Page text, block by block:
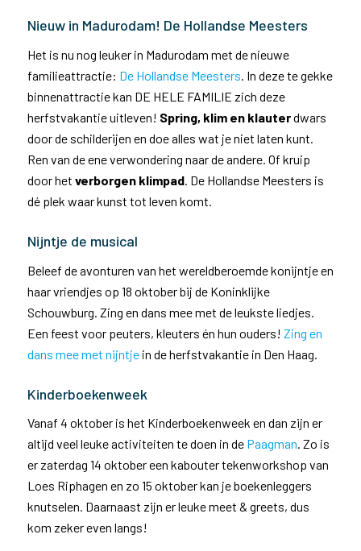
Nieuw in Madurodam! De Hollandse Meesters
Het is nu nog leuker in Madurodam met de nieuwe
familieattractie: De Hollandse Meesters. In deze te gekke
binnenattractiekan DE HELE FAMILIE zich deze
herfstvakantie uitleven! Spring, klim en klauterdwars
door de schilderijen en doe alles wat je niet laten kunt.
Ren van de ene verwondering naar de andere. Of kruip
door het verborgen klimpad. De Hollandse Meesters is
dé plek waar kunst tot leven komt.
Nijntje de musical
Beleef de avonturen van het wereldberoemde konijntje en
haar vriendjes op 18 oktober bij de Koninklijke
Schouwburg. Zing en dans mee met de leukste liedjes.
Een feest voor peuters, kleuters én hun ouders! Zing en
dans mee met nijntjein de herfstvakantie in Den Haag.
Kinderboekenweek
Vanaf 4 oktober is het Kinderboekenweek en dan zijn er
altijd veel leuke activiteiten te doen in de Paagman. Zo is
er zaterdag 14 oktober een kabouter tekenworkshop van
Loes Riphagen en zo 15 oktober kan je boekenleggers
knutselen. Daarnaast zijn er leuke meet & greets, dus
kom zeker even langs!